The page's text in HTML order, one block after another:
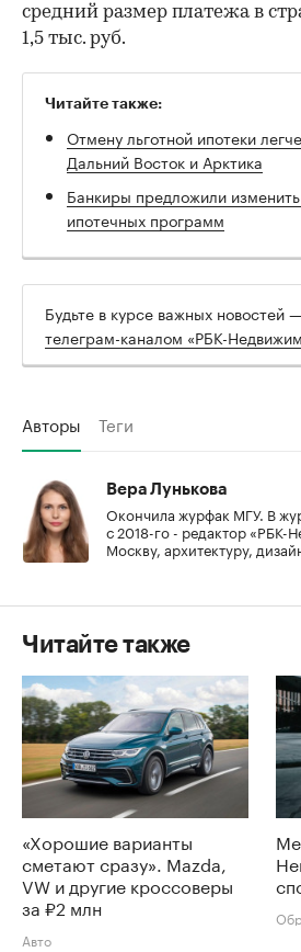
средний размер платежа в
1,5 тыс. руб.
Читайте также:
Отмену льготной ипотеки
Дальний Восток и Арктика
Банкиры предложили
ипотечных программ
Будьте в курсе важных новостей
телеграм-каналом «РБК-
Авторы Теги
Вера Лунькова
Окончила журфак МГУ. В
с 2018-го - редактор
Москву, архитектуру,
Читайте также
«Хорошие варианты
сметают сразу». Mazda,
VW и другие кроссоверы
за ₽2 млн
Авто